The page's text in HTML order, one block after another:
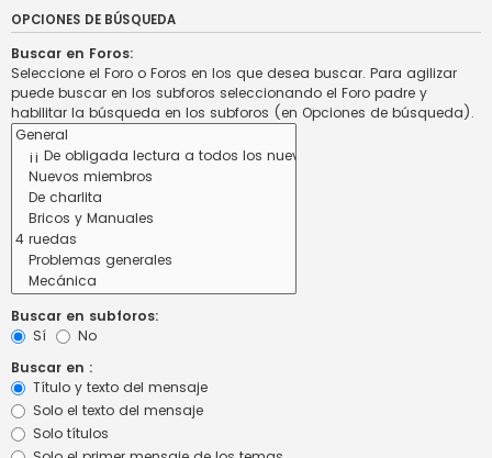
OPCIONES DE BÚSQUEDA
Buscar en Foros:
Seleccione el Foro o Foros en los que desea buscar. Para agilizar
puede buscar en los subforos seleccionando el Foro padre y
habilitar la búsqueda en los subforos (en Opciones de búsqueda).
Buscar en subforos:
Sí
No
Buscar en :
Título y texto del mensaje
Solo el texto del mensaje
Solo títulos